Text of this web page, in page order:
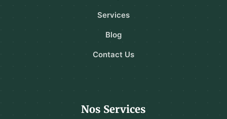
Services
Blog
Contact Us
Nos Services